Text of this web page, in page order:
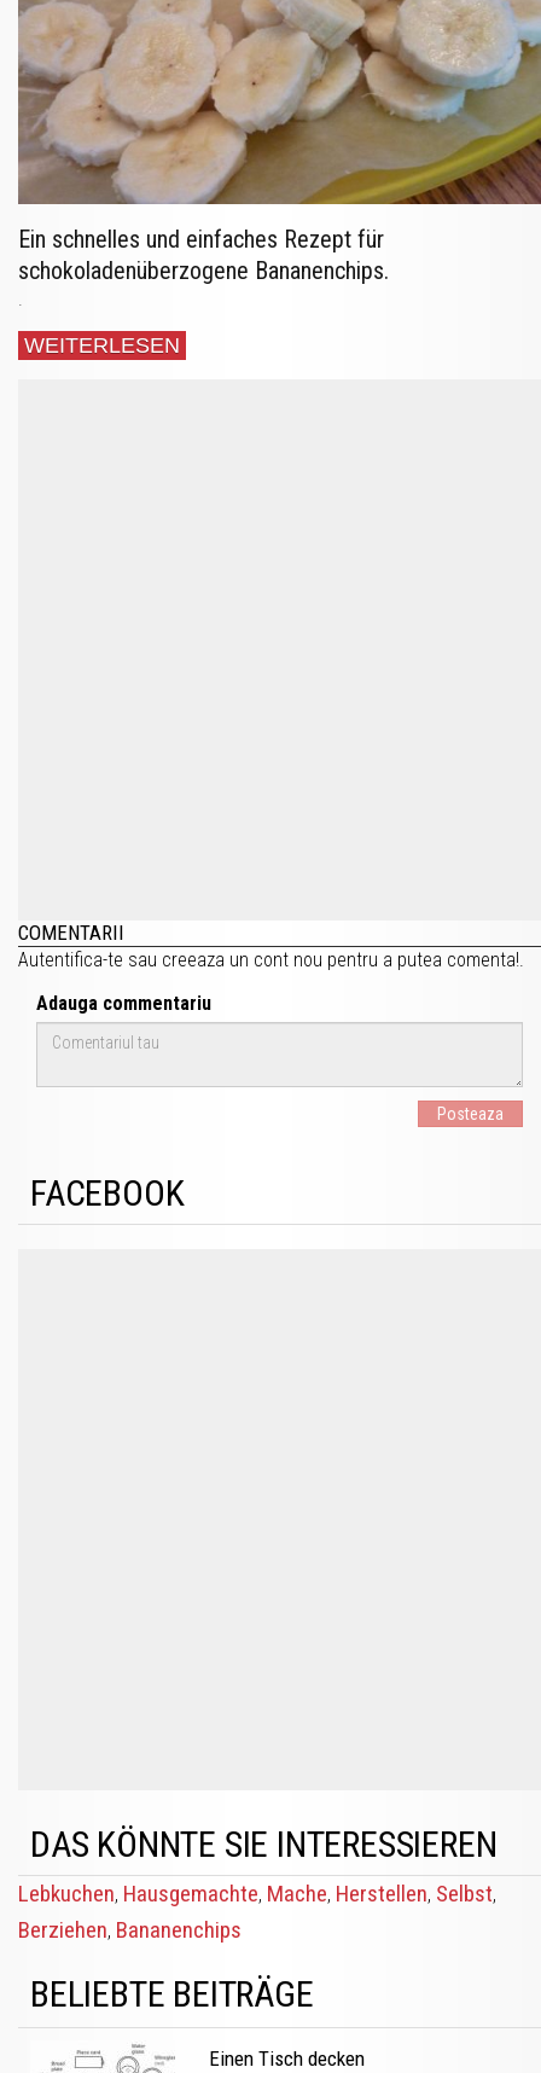
Ein schnelles und einfaches Rezept für
schokoladenüberzogene Bananenchips.
.
WEITERLESEN
COMENTARII
Autentifica-te sau creeaza un cont nou pentru a putea comenta!.
Adauga commentariu
Posteaza
FACEBOOK
DAS KÖNNTE SIE INTERESSIEREN
Lebkuchen, Hausgemachte, Mache, Herstellen, Selbst,
Berziehen, Bananenchips
BELIEBTE BEITRÄGE
Einen Tisch decken